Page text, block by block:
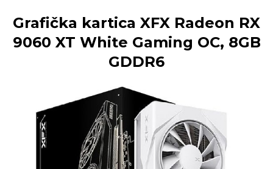
Grafička kartica XFX Radeon RX
9060 XT White Gaming OC, 8GB
GDDR6